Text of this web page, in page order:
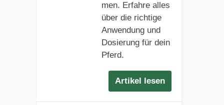
men. Erfahre alles
über die richtige
Anwendung und
Dosierung für dein
Pferd.
Artikel lesen